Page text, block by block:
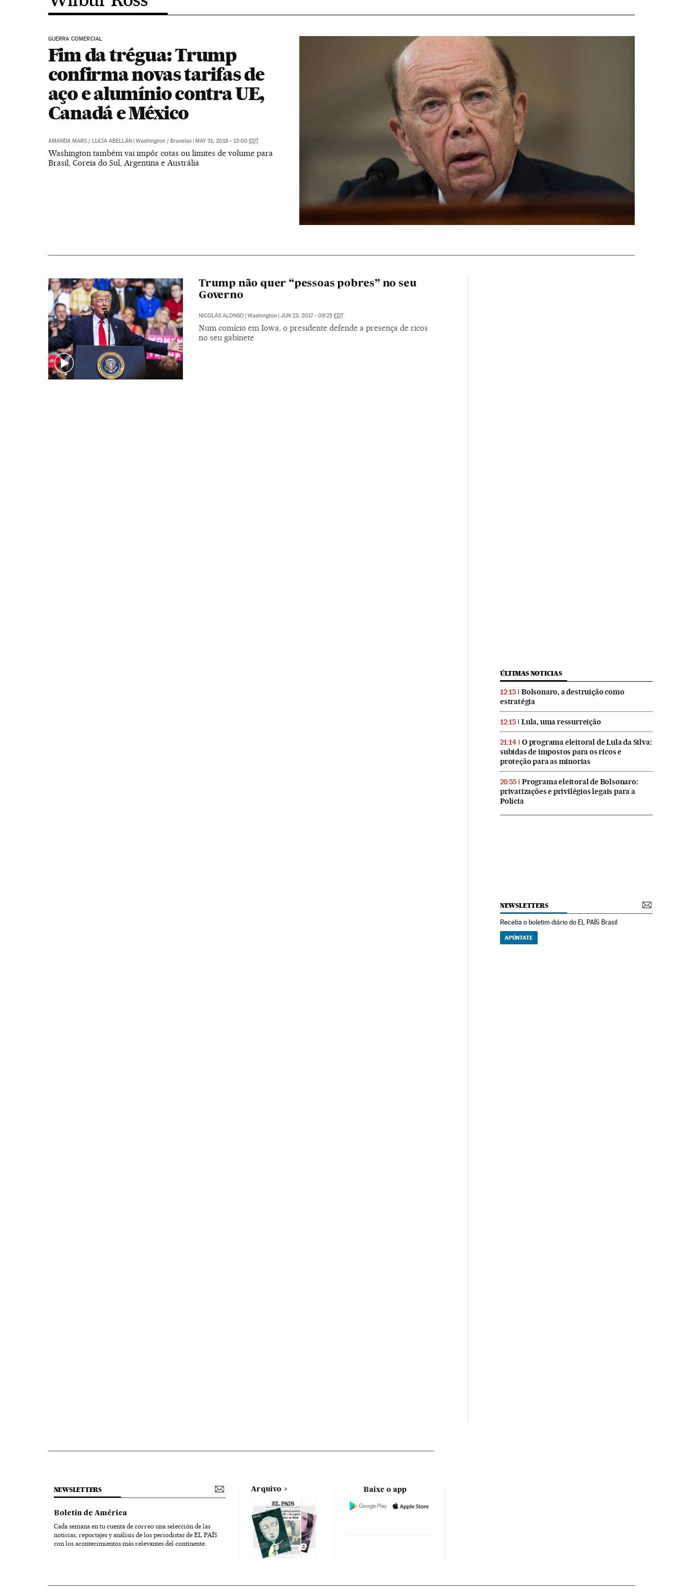
GUERRA COMERCIAL
Fim da trégua: Trump
confirma novas tarifas de
aço e alumínio contra UE,
Canadá e México
AMANDA MARS/ LUCÍA ABELLÁN | Washington / Bruxelas | MAY 31, 2018 - 13:00 EDT
Washington também vai impôr cotas ou limites de volume para
Brasil, Coreia do Sul, Argentina e Austrália
Trump não quer “pessoas pobres” no seu
Governo
NICOLÁS ALONSO | Washington | JUN 23, 2017 - 09:25 EDT
Num comício em Iowa, o presidente defende a presença de ricos
no seu gabinete
ÚLTIMAS NOTICIAS
12:15
Bolsonaro, a destruição como
estratégia
12:15 Lula, uma ressurreição
21:14
O programa eleitoral de Lula da Silva:
subidas de impostos para os ricos e
proteção para as minorias
20:55
Programa eleitoral de Bolsonaro:
privatizações e privilégios legais para a
Polícia
NEWSLETTERS
Receba o boletim diário do EL PAÍS Brasil
APÚNTATE
NEWSLETTERS
Boletín de América
Cada semana en tu cuenta de correo una selección de las
noticias, reportajes y análisis de los periodistas de EL PAÍS
con los acontecimientos más relevantes del continente.
Arquivo Baixe o app